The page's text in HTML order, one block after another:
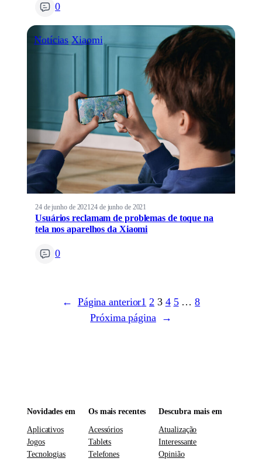
0
Notícias Xiaomi
24 de junho de 202124 de junho de 2021
Usuários reclamam de problemas de toque na
tela nos aparelhos da Xiaomi
0
← Página anterior1 2 3 4 5 … 8
Próxima página
→
Novidades em
Aplicativos
Jogos
Tecnologias
Os mais recentes
Acessórios
Tablets
Telefones
Descubra mais em
Atualização
Interessante
Opinião